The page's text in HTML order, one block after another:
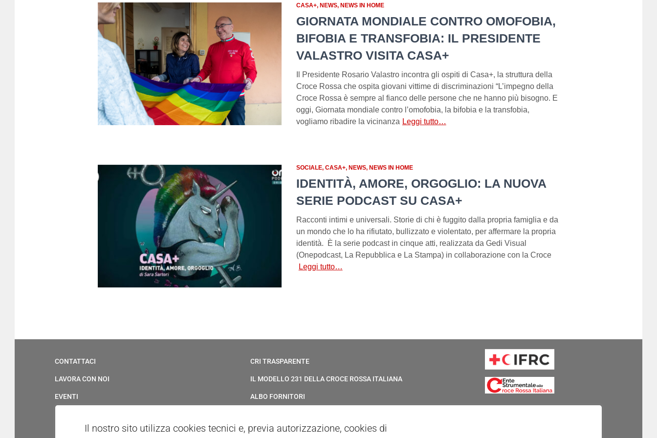
CASA+ NEWS NEWS IN HOME
GIORNATA MONDIALE CONTRO OMOFOBIA,
BIFOBIA E TRANSFOBIA: IL PRESIDENTE
VALASTRO VISITA CASA+
Il Presidente Rosario Valastro incontra gli ospiti di Casa+, la struttura della
Croce Rossa che ospita giovani vittime di discriminazioni “L’impegno della
Croce Rossa è sempre al fianco delle persone che ne hanno più bisogno. E
oggi, Giornata mondiale contro l’omofobia, la bifobia e la transfobia,
vogliamo ribadire la vicinanza Leggi tutto…
SOCIALE CASA+ NEWS NEWS IN HOME
IDENTITÀ, AMORE, ORGOGLIO: LA NUOVA
SERIE PODCAST SU CASA+
Racconti intimi e universali. Storie di chi è fuggito dalla propria famiglia e da
un mondo che lo ha rifiutato, bullizzato e violentato, per affermare la propria
identità. È la serie podcast in cinque atti, realizzata da Gedi Visual
(Onepodcast, La Repubblica e La Stampa) in collaborazione con la Croce
Leggi tutto…
CONTATTACI
LAVORA CON NOI
EVENTI
UFFICIO STAMPA & MULTIMEDIA
CRI TRASPARENTE
IL MODELLO 231 DELLA CROCE ROSSA ITALIANA
ALBO FORNITORI
PRIVACY
Il nostro sito utilizza cookies tecnici e, previa autorizzazione, cookies di